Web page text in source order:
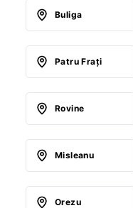
Buliga
Patru Fraţi
Rovine
Misleanu
Orezu